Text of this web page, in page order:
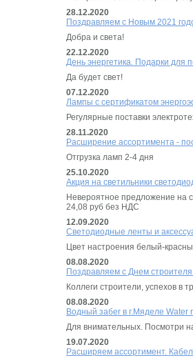
28.12.2020
Поздравляем с Новым 2021
Добра и света!
22.12.2020
День энергетика. Подарки для
Да будет свет!
07.12.2020
Лампы с сертификатом
Регулярные поставки
28.11.2020
Расширение ассортимента -
Отгрузка ламп 2-4 дня
25.10.2020
Акция на светильники
Невероятное предложение на
24,08 руб без НДС
12.09.2020
Светодиодные ленты и
Цвет настроения белый-
08.08.2020
Поздравляем с Днем
Коллеги строители, успехов в
08.08.2020
Водный забег в г.Мяделе Water
Для внимательных. Посмотри
19.07.2020
Расширяем ассортимент.